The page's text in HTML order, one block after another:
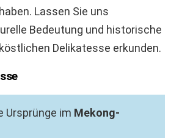
Lassen Sie uns
Bedeutung und historische
Delikatesse erkunden.
Ursprünge im Mekong-